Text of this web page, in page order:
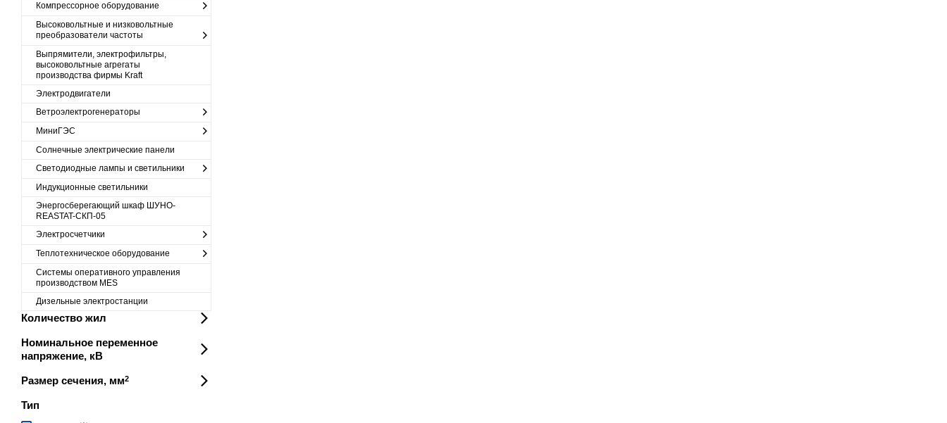
Компрессорное оборудование
Высоковольтные и низковольтные
преобразователи частоты
Выпрямители, электрофильтры,
высоковольтные агрегаты
производства фирмы Kraft
Электродвигатели
Ветроэлектрогенераторы
МиниГЭС
Солнечные электрические панели
Светодиодные лампы и светильники
Индукционные светильники
Энергосберегающий шкаф ШУНО-
REASTAT-СКП-05
Электросчетчики
Теплотехническое оборудование
Cистемы оперативного управления
производством MES
Дизельные электростанции
Количество жил
Номинальное переменное
напряжение, кВ
Размер сечения, мм2
Тип